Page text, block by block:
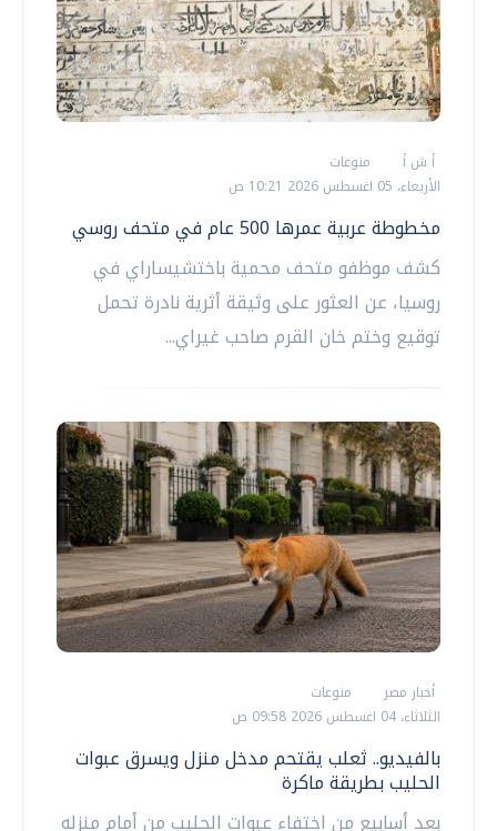
أ ش أ
منوعات
الأربعاء، 05 اغسطس 2026 10:21 ص
مخطوطة عربية عمرها 500 عام في متحف روسي
كشف موظفو متحف محمية باختشيساراي في
روسيا، عن العثور على وثيقة أثرية نادرة تحمل
توقيع وختم خان القرم صاحب غيراي...
أخبار مصر
منوعات
الثلاثاء، 04 اغسطس 2026 09:58 ص
بالفيديو.. ثعلب يقتحم مدخل منزل ويسرق عبوات
الحليب بطريقة ماكرة
بعد أسابيع من اختفاء عبوات الحليب من أمام منزله